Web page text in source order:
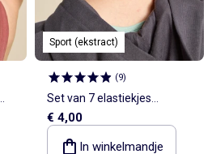
Sport (ekstract)
(9)
Set van 7 elastiekjes
(ekstract)
€ 4,00
In winkelmandje